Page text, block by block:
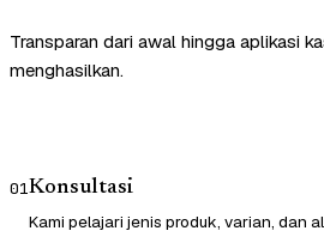
Transparan dari awal hingga aplikasi
menghasilkan.
01Konsultasi
Kami pelajari jenis produk, varian, dan